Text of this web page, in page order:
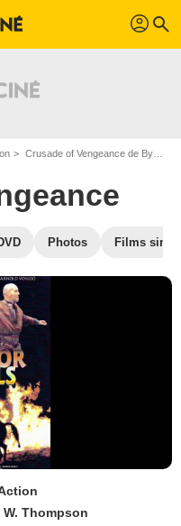
profil search
Crusade of Vengeance de Byron W. Thompson
Photos Films
W. Thompson